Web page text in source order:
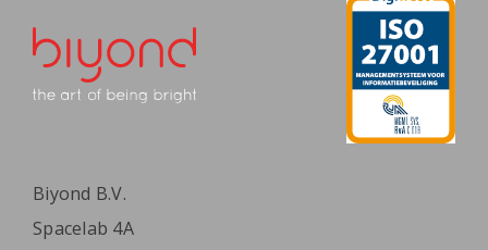
Biyond B.V.
Spacelab 4A